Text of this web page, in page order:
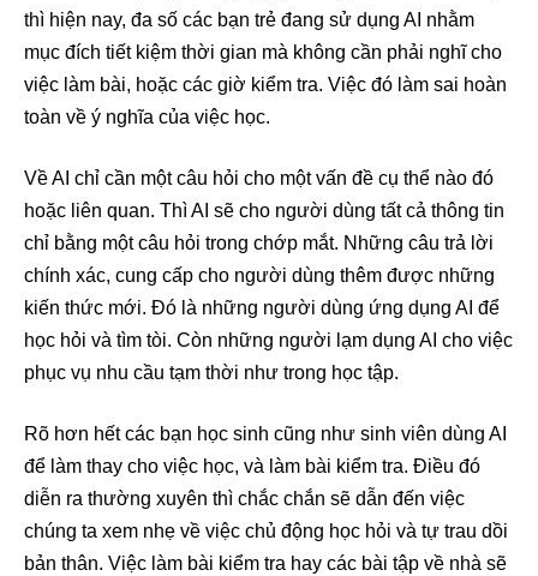
thì hiện nay, đa số các bạn trẻ đang sử dụng AI nhằm
mục đích tiết kiệm thời gian mà không cần phải nghĩ cho
việc làm bài, hoặc các giờ kiểm tra. Việc đó làm sai hoàn
toàn về ý nghĩa của việc học.
Về AI chỉ cần một câu hỏi cho một vấn đề cụ thể nào đó
hoặc liên quan. Thì AI sẽ cho người dùng tất cả thông tin
chỉ bằng một câu hỏi trong chớp mắt. Những câu trả lời
chính xác, cung cấp cho người dùng thêm được những
kiến thức mới. Đó là những người dùng ứng dụng AI để
học hỏi và tìm tòi. Còn những người lạm dụng AI cho việc
phục vụ nhu cầu tạm thời như trong học tập.
Rõ hơn hết các bạn học sinh cũng như sinh viên dùng AI
để làm thay cho việc học, và làm bài kiểm tra. Điều đó
diễn ra thường xuyên thì chắc chắn sẽ dẫn đến việc
chúng ta xem nhẹ về việc chủ động học hỏi và tự trau dồi
bản thân. Việc làm bài kiểm tra hay các bài tập về nhà sẽ